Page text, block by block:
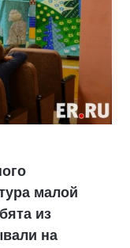
малой
из
на